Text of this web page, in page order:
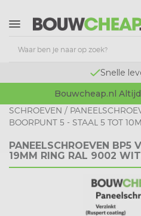
Snelle
Bouwcheap.nl
SCHROEVEN /
BOORPUNT 5 - STAAL 5 TOT
PANEELSCHROEVEN BP5
19MM RING RAL 9002